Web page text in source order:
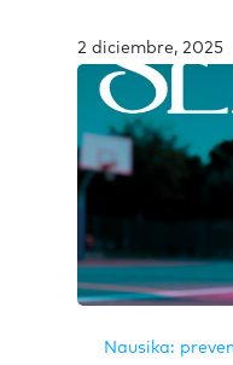
2 diciembre, 2025
Nausika: